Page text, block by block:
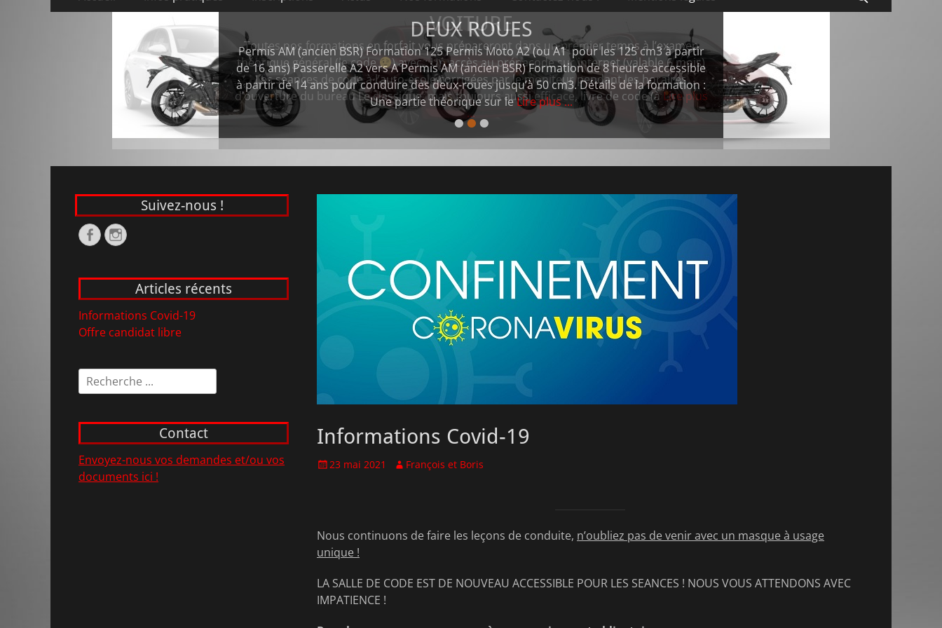
principal
•••
DEUX ROUES
Posté
le
de
François
et
Boris
Permis AM (ancien BSR) Formation 125 Permis Moto A2 (ou A1 pour les 125 cm3 à partir
de 16 ans) Passerelle A2 vers A Permis AM (ancien BSR) Formation de 8 heures accessible
à partir de 14 ans pour conduire des deux-roues jusqu’à 50 cm3. Détails de la formation :
Une partie théorique sur leLire plus ...
Informations Covid-19
Posted
23 mai 2021 Author
François et Boris
Nous continuons de faire les leçons de conduite, n’oubliez pas de venir avec un masque à usage
unique !
LA SALLE DE CODE EST DE NOUVEAU ACCESSIBLE POUR LES SEANCES ! NOUS VOUS ATTENDONS AVEC
IMPATIENCE !
Suivez-nous !
FacebookInstagram
Articles récents
Informations Covid-19
Offre candidat libre
Rechercher :
Contact
Envoyez-nous vos demandes et/ou vos
documents ici !